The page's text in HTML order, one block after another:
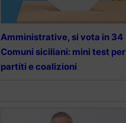
Amministrative, si vota in 34
Comuni siciliani: mini test per
partiti e coalizioni